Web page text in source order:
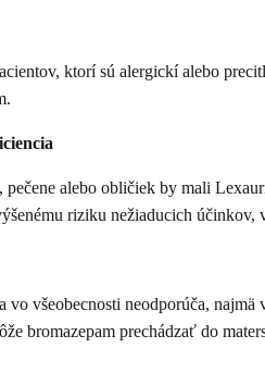
ktorí sú alergickí alebo
alebo obličiek by mali
riziku nežiaducich účinkov,
vo všeobecnosti neodporúča,
bromazepam prechádzať do